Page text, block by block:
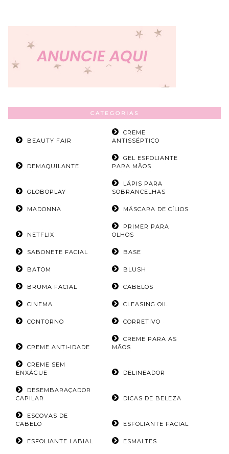
CATEGORIAS
BEAUTY FAIR
CREME
ANTISSÉPTICO
DEMAQUILANTE
GEL ESFOLIANTE
PARA MÃOS
GLOBOPLAY
LÁPIS PARA
SOBRANCELHAS
MADONNA MÁSCARA DE CÍLIOS
NETFLIX
PRIMER PARA
OLHOS
SABONETE FACIAL BASE
BATOM BLUSH
BRUMA FACIAL CABELOS
CINEMA CLEASING OIL
CONTORNO CORRETIVO
CREME ANTI-IDADE
CREME PARA AS
MÃOS
CREME SEM
ENXÁGUE
DELINEADOR
DESEMBARAÇADOR
CAPILAR
DICAS DE BELEZA
ESCOVAS DE
CABELO
ESFOLIANTE FACIAL
ESFOLIANTE LABIAL ESMALTES